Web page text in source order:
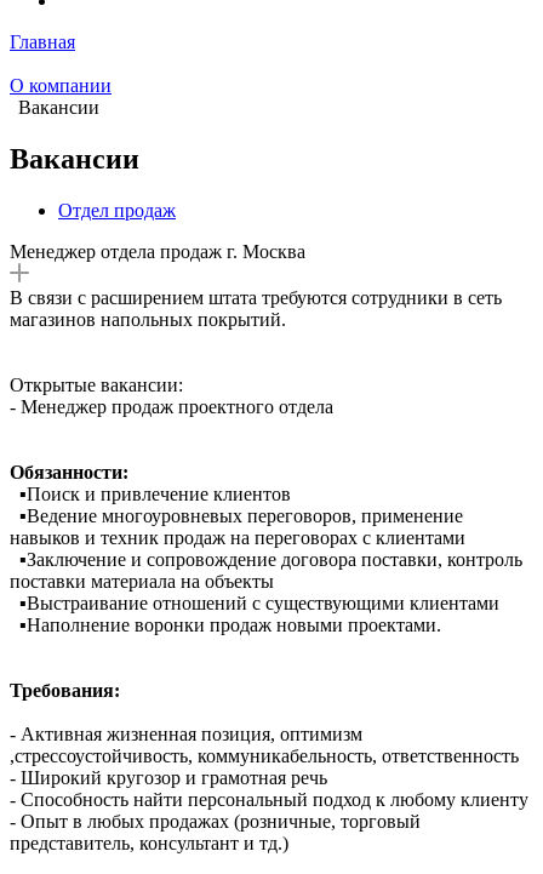
Главная
О компании
Вакансии
Вакансии
Отдел продаж
Менеджер отдела продаж г. Москва
В связи с расширением штата требуются сотрудники в сеть
магазинов напольных покрытий.
Открытые вакансии:
- Менеджер продаж проектного отдела
Обязанности:
▪️Поиск и привлечение клиентов
▪️Ведение многоуровневых переговоров, применение
навыков и техник продаж на переговорах с клиентами
▪️Заключение и сопровождение договора поставки, контроль
поставки материала на объекты
▪️Выстраивание отношений с существующими клиентами
▪️Наполнение воронки продаж новыми проектами.
Требования:
- Активная жизненная позиция, оптимизм
,стрессоустойчивость, коммуникабельность, ответственность
- Широкий кругозор и грамотная речь
- Способность найти персональный подход к любому клиенту
- Опыт в любых продажах (розничные, торговый
представитель, консультант и тд.)